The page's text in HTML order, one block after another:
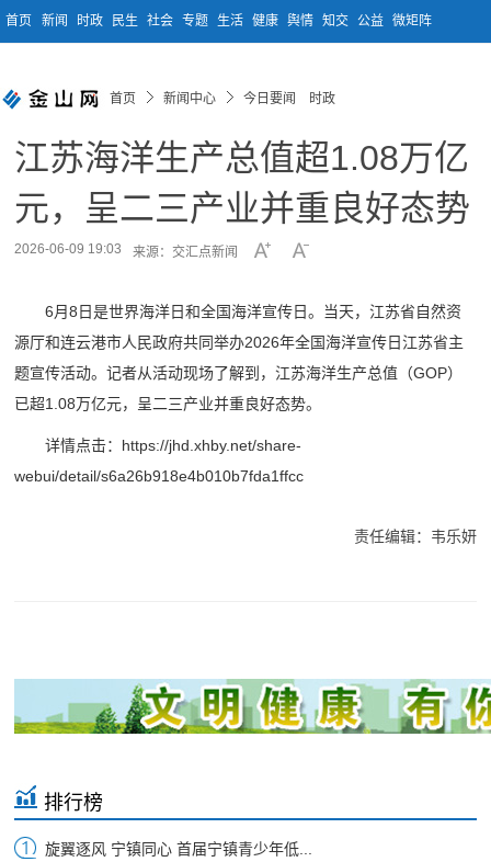
首页 新闻 时政 民生 社会 专题 生活 健康 舆情 知交 公益 微矩阵
首页 新闻中心 今日要闻 时政
江苏海洋生产总值超1.08万亿
元，呈二三产业并重良好态势
2026-06-09 19:03 来源：交汇点新闻
6月8日是世界海洋日和全国海洋宣传日。当天，江苏省自然资
源厅和连云港市人民政府共同举办2026年全国海洋宣传日江苏省主
题宣传活动。记者从活动现场了解到，江苏海洋生产总值（GOP）
已超1.08万亿元，呈二三产业并重良好态势。
详情点击：https://jhd.xhby.net/share-
webui/detail/s6a26b918e4b010b7fda1ffcc
责任编辑：韦乐妍
排行榜
旋翼逐风 宁镇同心 首届宁镇青少年低...